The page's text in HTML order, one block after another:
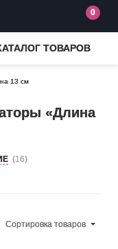
0
ТОВАРОВ
13 см
«Длина
(16)
Сортировка товаров